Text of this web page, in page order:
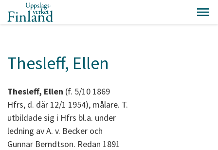
Thesleff, Ellen
Thesleff, Ellen (f. 5/10 1869
Hfrs, d. där 12/1 1954), målare. T.
utbildade sig i Hfrs bl.a. under
ledning av A. v. Becker och
Gunnar Berndtson. Redan 1891